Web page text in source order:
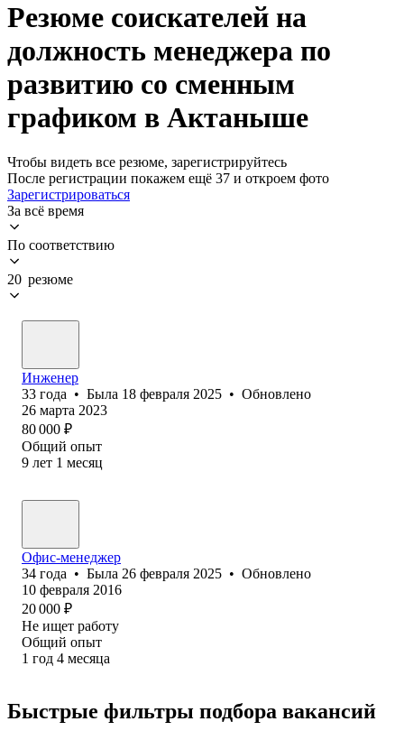
Резюме соискателей на
должность менеджера по
развитию со сменным
графиком в Актаныше
Чтобы видеть все резюме, зарегистрируйтесь
После регистрации покажем ещё 37 и откроем фото
Зарегистрироваться
За всё время
По соответствию
20 резюме
Инженер
33 года • Была 18 февраля 2025 • Обновлено
26 марта 2023
80 000 ₽
Общий опыт
9 лет 1 месяц
Офис-менеджер
34 года • Была 26 февраля 2025 • Обновлено
10 февраля 2016
20 000 ₽
Не ищет работу
Общий опыт
1 год 4 месяца
Быстрые фильтры подбора вакансий